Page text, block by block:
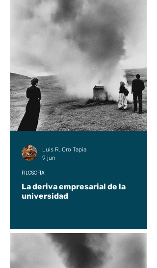
La deriva empresarial de la
universidad
FILOSOFÍA
Luis R. Oro Tapia
9 jun